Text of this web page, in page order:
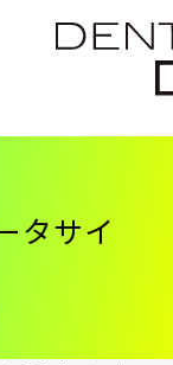
検
索
デ
タサイ